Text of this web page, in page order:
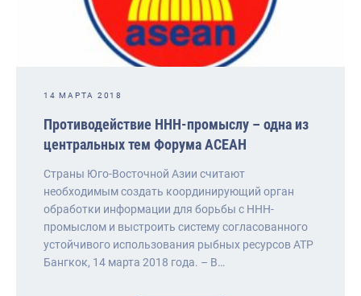
14 МАРТА 2018
Противодействие ННН-промыслу – одна из
центральных тем Форума АСЕАН
Страны Юго-Восточной Азии считают
необходимым создать координирующий орган
обработки информации для борьбы с ННН-
промыслом и выстроить систему согласованного
устойчивого использования рыбных ресурсов АТР
Бангкок, 14 марта 2018 года. – В…